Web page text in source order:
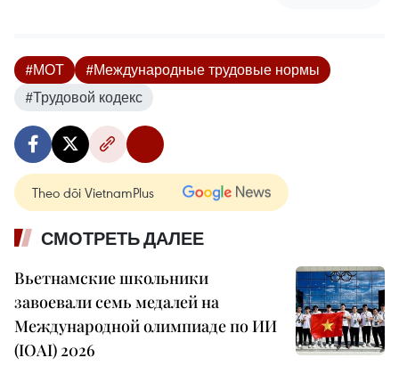
#МОТ
#Международные трудовые нормы
#Трудовой кодекс
Theo dõi VietnamPlus
СМОТРЕТЬ ДАЛЕЕ
Вьетнамские школьники
завоевали семь медалей на
Международной олимпиаде по ИИ
(IOAI) 2026